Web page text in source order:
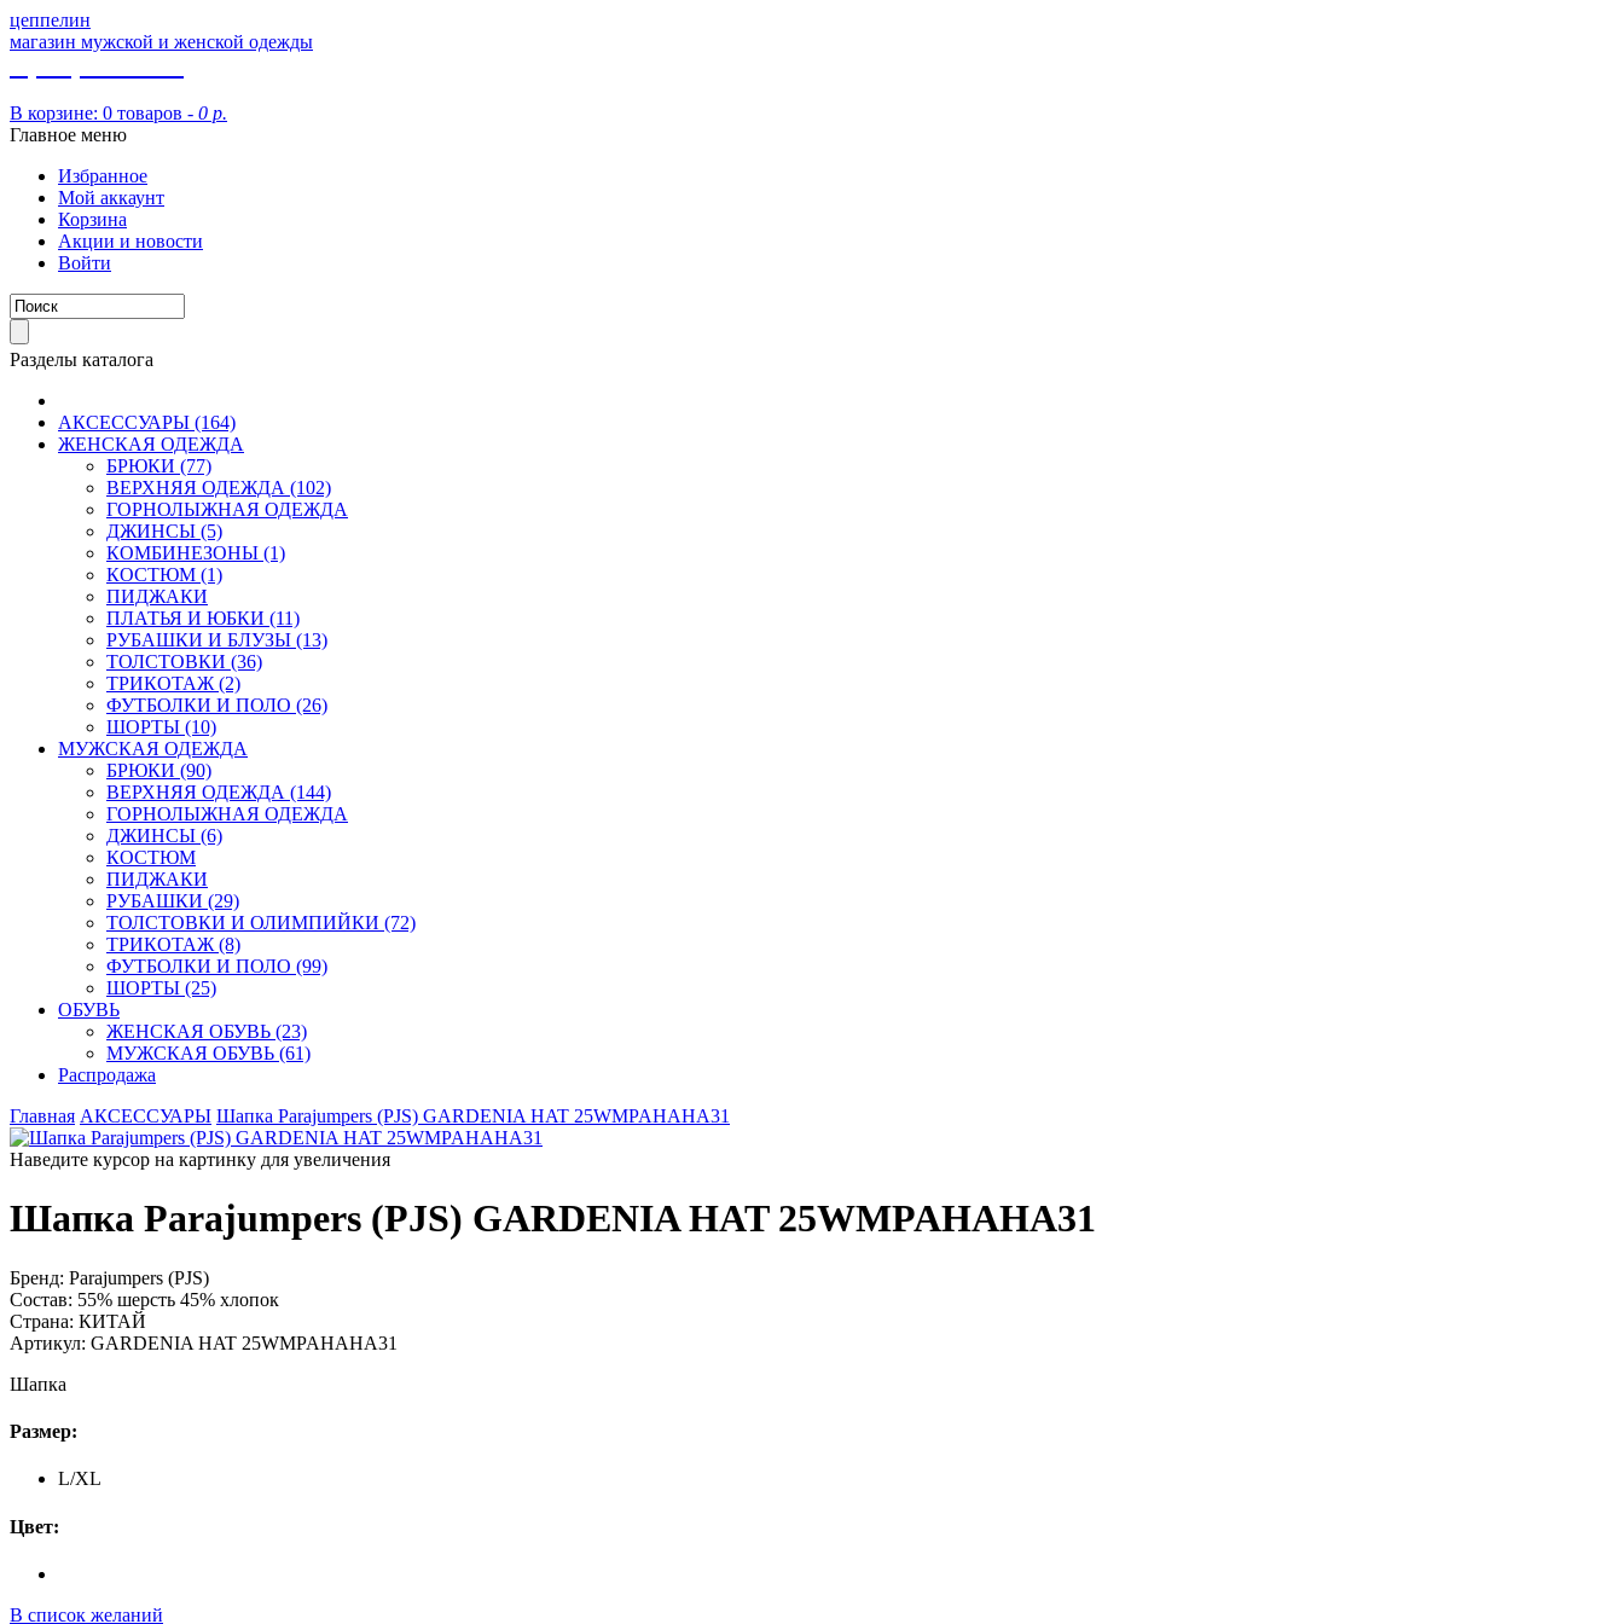
цеппелин
магазин мужской и женской одежды
В корзине: 0 товаров - 0 р.
Главное меню
Избранное
Мой аккаунт
Корзина
Акции и новости
Войти
Разделы каталога
АКСЕССУАРЫ (164)
ЖЕНСКАЯ ОДЕЖДА
БРЮКИ (77)
ВЕРХНЯЯ ОДЕЖДА (102)
ГОРНОЛЫЖНАЯ ОДЕЖДА
ДЖИНСЫ (5)
КОМБИНЕЗОНЫ (1)
КОСТЮМ (1)
ПИДЖАКИ
ПЛАТЬЯ И ЮБКИ (11)
РУБАШКИ И БЛУЗЫ (13)
ТОЛСТОВКИ (36)
ТРИКОТАЖ (2)
ФУТБОЛКИ И ПОЛО (26)
ШОРТЫ (10)
МУЖСКАЯ ОДЕЖДА
БРЮКИ (90)
ВЕРХНЯЯ ОДЕЖДА (144)
ГОРНОЛЫЖНАЯ ОДЕЖДА
ДЖИНСЫ (6)
КОСТЮМ
ПИДЖАКИ
РУБАШКИ (29)
ТОЛСТОВКИ И ОЛИМПИЙКИ (72)
ТРИКОТАЖ (8)
ФУТБОЛКИ И ПОЛО (99)
ШОРТЫ (25)
ОБУВЬ
ЖЕНСКАЯ ОБУВЬ (23)
МУЖСКАЯ ОБУВЬ (61)
Распродажа
Главная АКСЕССУАРЫ Шапка Parajumpers (PJS) GARDENIA HAT 25WMPAHAHA31
Наведите курсор на картинку для увеличения
Шапка Parajumpers (PJS) GARDENIA HAT 25WMPAHAHA31
Бренд: Parajumpers (PJS)
Состав: 55% шерсть 45% хлопок
Страна: КИТАЙ
Артикул: GARDENIA HAT 25WMPAHAHA31
Шапка
Размер:
L/XL
Цвет:
В список желаний